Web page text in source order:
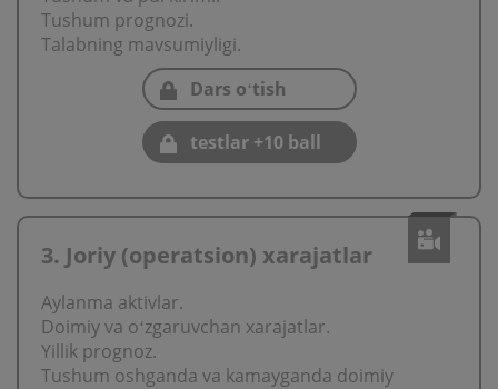
Tushum prognozi.
Talabning mavsumiyligi.
Dars oʻtish
testlar +10 ball
3. Joriy (operatsion) хarajatlar
Aylanma aktivlar.
Doimiy va oʻzgaruvchan хarajatlar.
Yillik prognoz.
Tushum oshganda va kamayganda doimiy